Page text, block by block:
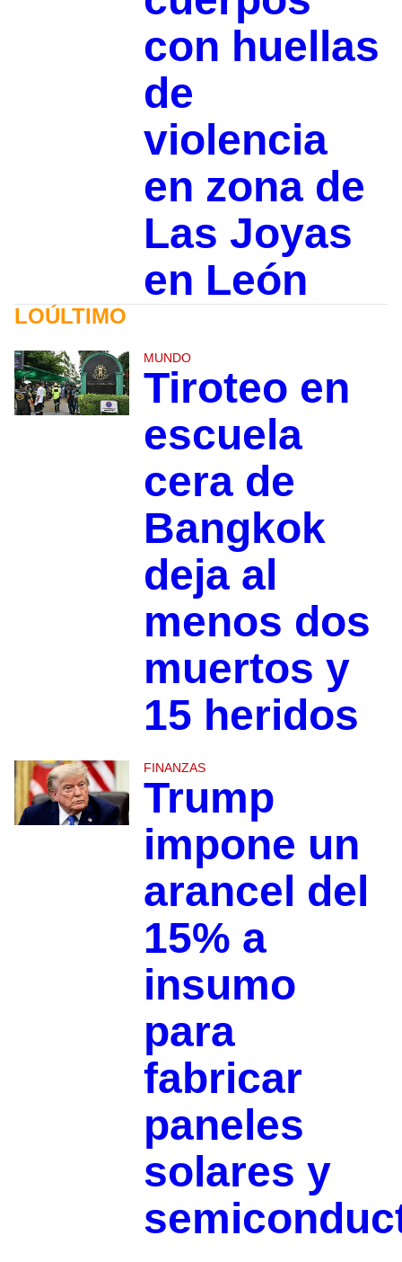
con huellas
de
violencia
en zona de
Las Joyas
en León
LOÚLTIMO
MUNDO
Tiroteo en
escuela
cera de
Bangkok
deja al
menos dos
muertos y
15 heridos
FINANZAS
Trump
impone un
arancel del
15% a
insumo
para
fabricar
paneles
solares y